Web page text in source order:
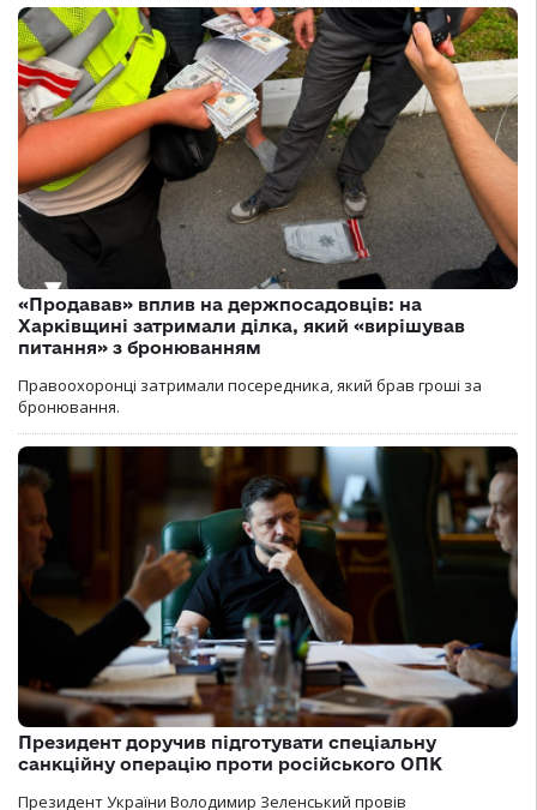
«Продавав» вплив на держпосадовців: на
Харківщині затримали ділка, який «вирішував
питання» з бронюванням
Правоохоронці затримали посередника, який брав гроші за
бронювання.
Президент доручив підготувати спеціальну
санкційну операцію проти російського ОПК
Президент України Володимир Зеленський провів